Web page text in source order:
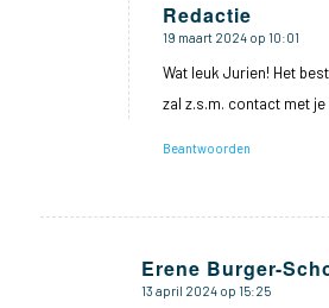
Redactie
zegt:
19 maart 2024 op 10:01
Wat leuk Jurien! Het
zal z.s.m. contact met je
Beantwoorden
Erene Burger-
zegt:
13 april 2024 op 15:25